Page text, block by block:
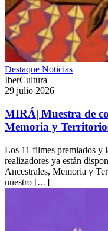
Destaque Noticias
IberCultura
29 julio 2026
MIRÁ| Muestra de
Memoria y
Los 11 filmes premiados y
realizadores ya están
Ancestrales, Memoria y
nuestro […]